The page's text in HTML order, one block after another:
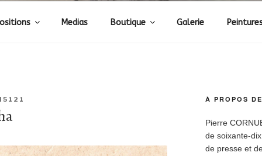
Medias Boutique Galerie
À PROPOS
Pierre
de soixante-
de presse et